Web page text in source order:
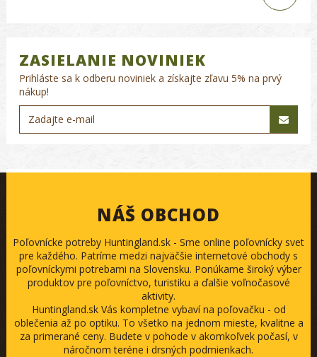
ZASIELANIE NOVINIEK
Prihláste sa k odberu noviniek a získajte zľavu 5% na prvý
nákup!
NÁŠ OBCHOD
Poľovnícke potreby Huntingland.sk - Sme online poľovnícky svet
pre každého. Patríme medzi najväčšie internetové obchody s
poľovníckymi potrebami na Slovensku. Ponúkame široký výber
produktov pre poľovníctvo, turistiku a ďalšie voľnočasové
aktivity.
Huntingland.sk Vás kompletne vybaví na poľovačku - od
oblečenia až po optiku. To všetko na jednom mieste, kvalitne a
za primerané ceny. Budete v pohode v akomkoľvek počasí, v
náročnom teréne i drsných podmienkach.